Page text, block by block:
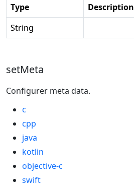
Type
Description
String
setMeta
Configurer meta data.
c
cpp
java
kotlin
objective-c
swift